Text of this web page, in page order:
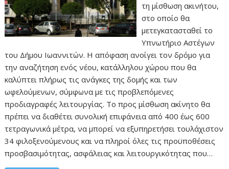
τη μίσθωση ακινήτου,
στο οποίο θα
μετεγκατασταθεί το
Υπνωτήριο Αστέγων
του Δήμου Ιωαννιτών. Η απόφαση ανοίγει τον δρόμο για
την αναζήτηση ενός νέου, κατάλληλου χώρου που θα
καλύπτει πλήρως τις ανάγκες της δομής και των
ωφελούμενων, σύμφωνα με τις προβλεπόμενες
προδιαγραφές λειτουργίας. Το προς μίσθωση ακίνητο θα
πρέπει να διαθέτει συνολική επιφάνεια από 400 έως 600
τετραγωνικά μέτρα, να μπορεί να εξυπηρετήσει τουλάχιστον
34 φιλοξενούμενους και να πληροί όλες τις προϋποθέσεις
προσβασιμότητας, ασφάλειας και λειτουργικότητας που…